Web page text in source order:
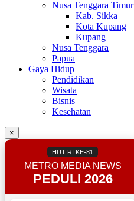
Nusa Tenggara Timur
Kab. Sikka
Kota Kupang
Kupang
Nusa Tenggara
Papua
Gaya Hidup
Pendidikan
Wisata
Bisnis
Kesehatan
×
HUT RI KE-81
METRO MEDIA NEWS
PEDULI 2026